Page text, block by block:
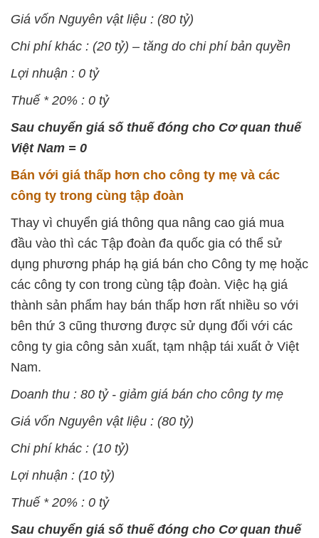
Giá vốn Nguyên vật liệu : (80 tỷ)
Chi phí khác : (20 tỷ) – tăng do chi phí bản quyền
Lợi nhuận : 0 tỷ
Thuế * 20% : 0 tỷ
Sau chuyển giá số thuế đóng cho Cơ quan thuế
Việt Nam = 0
Bán với giá thấp hơn cho công ty mẹ và các
công ty trong cùng tập đoàn
Thay vì chuyển giá thông qua nâng cao giá mua
đầu vào thì các Tập đoàn đa quốc gia có thể sử
dụng phương pháp hạ giá bán cho Công ty mẹ hoặc
các công ty con trong cùng tập đoàn. Việc hạ giá
thành sản phẩm hay bán thấp hơn rất nhiều so với
bên thứ 3 cũng thương được sử dụng đối với các
công ty gia công sản xuất, tạm nhập tái xuất ở Việt
Nam.
Doanh thu : 80 tỷ - giảm giá bán cho công ty mẹ
Giá vốn Nguyên vật liệu : (80 tỷ)
Chi phí khác : (10 tỷ)
Lợi nhuận : (10 tỷ)
Thuế * 20% : 0 tỷ
Sau chuyển giá số thuế đóng cho Cơ quan thuế